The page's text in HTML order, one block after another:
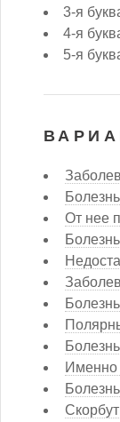
3-я
4-я
5-я
Болезнь
От нее
Именно
Скорбут